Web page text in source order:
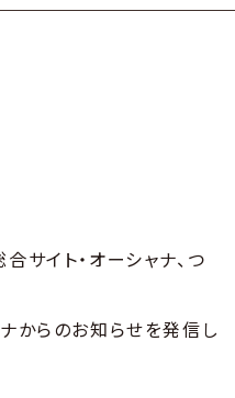
サイト・オーシャナ、つ
からのお知らせを発信し